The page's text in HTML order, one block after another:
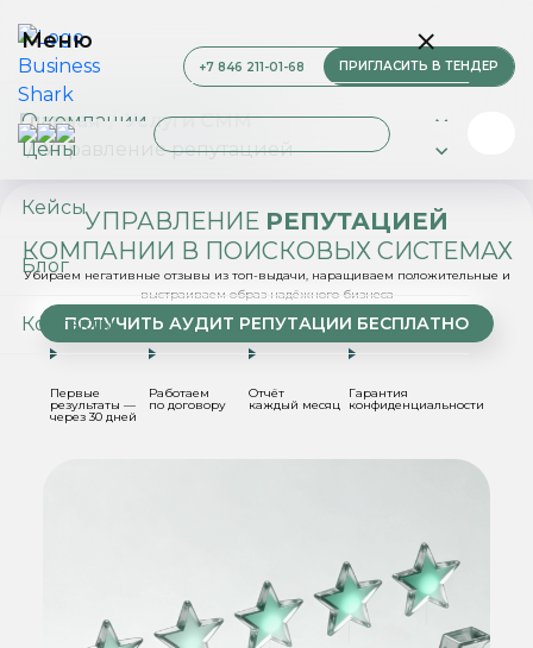
+7 846 211-01-68 ПРИГЛАСИТЬ В ТЕНДЕР
Меню
О компании
Услуги
Цены
Кейсы
Блог
Контакты
Главная
Услуги СММ
Управление репутацией
УПРАВЛЕНИЕ РЕПУТАЦИЕЙ
КОМПАНИИ В ПОИСКОВЫХ СИСТЕМАХ
Убираем негативные отзывы из топ-выдачи, наращиваем положительные и
выстраиваем образ надёжного бизнеса
ПОЛУЧИТЬ АУДИТ РЕПУТАЦИИ БЕСПЛАТНО
Первые
результаты —
через 30 дней
Работаем
по договору
Отчёт
каждый месяц
Гарантия
конфиденциальности